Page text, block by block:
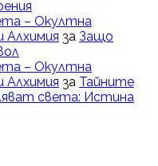
– Окултна
Алхимия за Защо
– Окултна
Алхимия за Тайните
света: Истина